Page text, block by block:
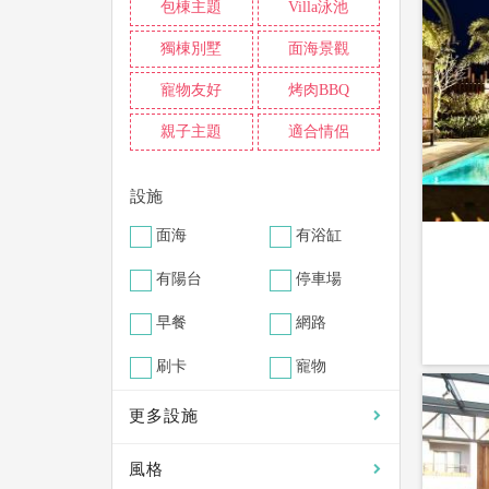
包棟主題 Villa泳池
獨棟別墅 面海景觀
寵物友好 烤肉BBQ
親子主題 適合情侶
設施
面海 有浴缸
有陽台 停車場
早餐 網路
刷卡 寵物
更多設施
風格